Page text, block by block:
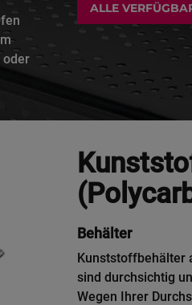
oder
ALLE
Behälter
Kunststoffbehälter
sind durchsichtig
Wegen Ihrer